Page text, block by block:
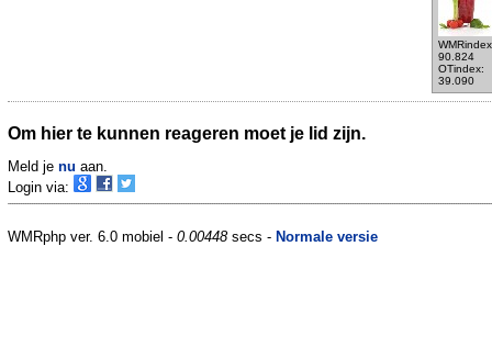
90.824
OTindex:
39.090
Om hier te kunnen reageren moet je lid zijn.
Meld je nu aan.
Login via:
WMRphp ver. 6.0 mobiel - 0.00448secs - Normale versie